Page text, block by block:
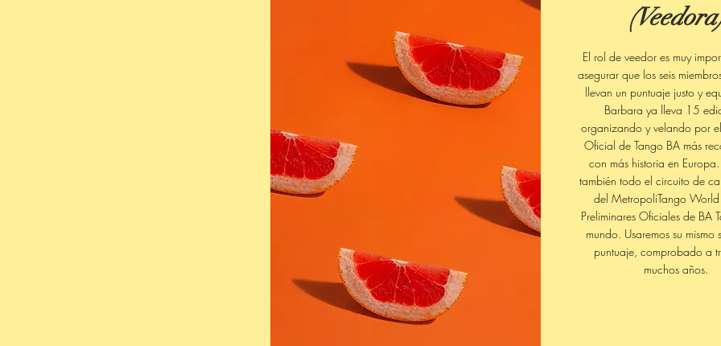
El rol de veedor es muy
asegurar que los seis
llevan un puntuaje justo y
Barbara ya lleva 15
organizando y velando por
Oficial de Tango BA más
con más historia en
también todo el circuito de
del MetropoliTango World
Preliminares Oficiales de BA
mundo. Usaremos su mismo
puntuaje, comprobado a
muchos años.